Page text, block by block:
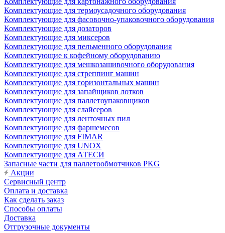
Комплектующие для термоусадочного оборудования
Комплектующие для фасовочно-упаковочного оборудования
Комплектующие для дозаторов
Комплектующие для миксеров
Комплектующие для пельменного оборудования
Комплектующие к кофейному оборудованию
Комплектующие для мешкозашивочного оборудования
Комплектующие для стреппинг машин
Комплектующие для горизонтальных машин
Комплектующие для запайщиков лотков
Комплектующие для паллетоупаковщиков
Комплектующие для слайсеров
Комплектующие для ленточных пил
Комплектующие для фаршемесов
Комплектующие для FIMAR
Комплектующие для UNOX
Комплектующие для АТЕСИ
Запасные части для паллетообмотчиков PKG
Акции
Сервисный центр
Оплата и доставка
Как сделать заказ
Способы оплаты
Доставка
Отгрузочные документы